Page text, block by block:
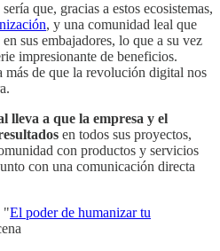
que, gracias a estos ecosistemas,
, y una comunidad leal que
sus embajadores, lo que a su vez
impresionante de beneficios.
más de que la revolución digital nos
lleva a que la empresa y el
en todos sus proyectos,
con productos y servicios
con una comunicación directa
"El poder de humanizar tu